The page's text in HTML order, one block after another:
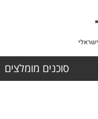
סוכנים מומלצים